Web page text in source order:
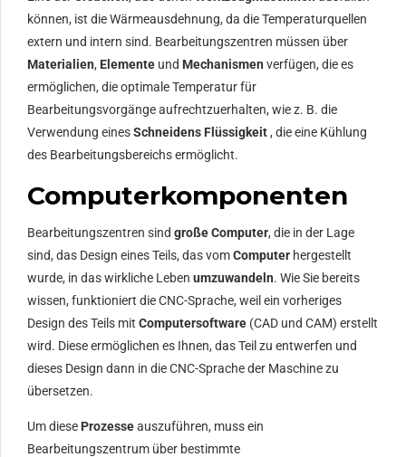
können, ist die Wärmeausdehnung, da die Temperaturquellen
extern und intern sind. Bearbeitungszentren müssen über
Materialien, Elemente und Mechanismen verfügen, die es
ermöglichen, die optimale Temperatur für
Bearbeitungsvorgänge aufrechtzuerhalten, wie z. B. die
Verwendung einesSchneidens Flüssigkeit, die eine Kühlung
des Bearbeitungsbereichs ermöglicht.
Computerkomponenten
Bearbeitungszentren sind große Computer, die in der Lage
sind, das Design eines Teils, das vomComputer hergestellt
wurde, in das wirkliche Leben umzuwandeln. Wie Sie bereits
wissen, funktioniert die CNC-Sprache, weil ein vorheriges
Design des Teils mit Computersoftware (CAD und CAM) erstellt
wird. Diese ermöglichen es Ihnen, das Teil zu entwerfen und
dieses Design dann in die CNC-Sprache der Maschine zu
übersetzen.
Um diese Prozesseauszuführen, muss ein
Bearbeitungszentrum über bestimmte